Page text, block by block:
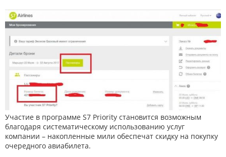
Участие в программе S7 Priority становится возможным
благодаря систематическому использованию услуг
компании – накопленные мили обеспечат скидку на покупку
очередного авиабилета.